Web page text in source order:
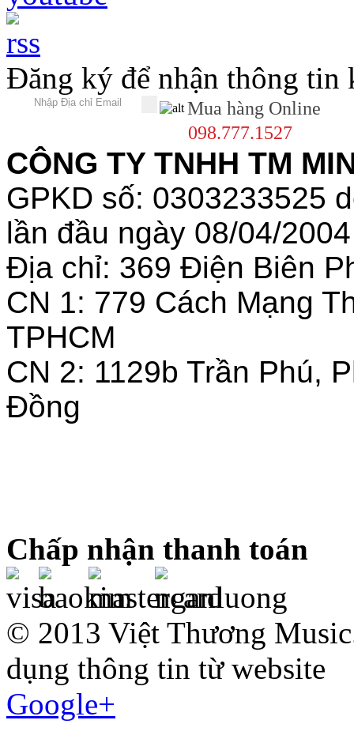
Đăng ký để nhận thông tin
Mua hàng Online
098.777.1527
CÔNG TY TNHH TM
GPKD số: 0303233525
lần đầu ngày 08/04/2004
Địa chỉ: 369 Điện Biên
CN 1: 779 Cách Mạng
TPHCM
CN 2: 1129b Trần Phú,
Đồng
Chấp nhận thanh toán
© 2013 Việt Thương
dụng thông tin từ website
Google+